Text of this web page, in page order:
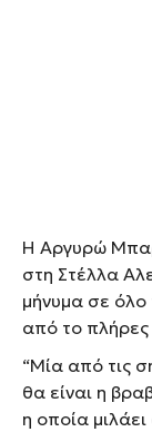
Η Αργυρώ
στη Στέλλα
μήνυμα σε
από το
“Μία από τις
θα είναι η
η οποία